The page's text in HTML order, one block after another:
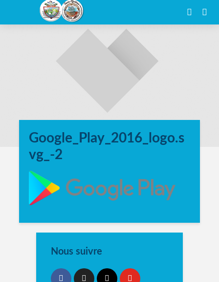
Google_Play_2016_logo.s
vg_-2
Nous suivre